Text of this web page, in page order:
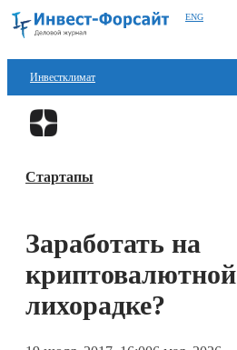
ENG
Инвестклимат
Финансы
Блокчейн
Технологии
Стартапы
Заработать на
криптовалютной
лихорадке?